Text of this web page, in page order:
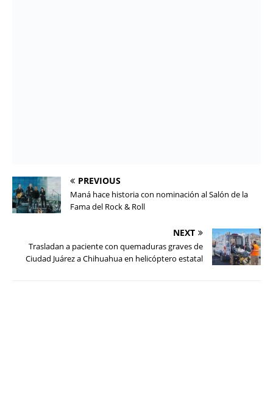
PREVIOUS
Maná hace historia con nominación al Salón de la
Fama del Rock & Roll
NEXT
Trasladan a paciente con quemaduras graves de
Ciudad Juárez a Chihuahua en helicóptero estatal